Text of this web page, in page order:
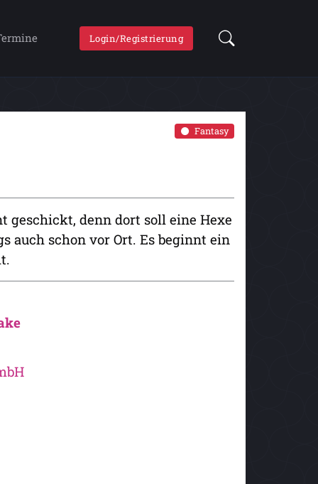
Login/Registrierung
Fantasy
geschickt, denn dort soll eine Hexe
auch schon vor Ort. Es beginnt ein